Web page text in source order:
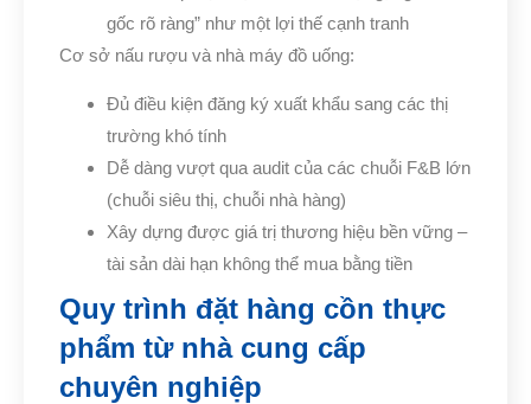
gốc rõ ràng” như một lợi thế cạnh tranh
Cơ sở nấu rượu và nhà máy đồ uống:
Đủ điều kiện đăng ký xuất khẩu sang các thị
trường khó tính
Dễ dàng vượt qua audit của các chuỗi F&B lớn
(chuỗi siêu thị, chuỗi nhà hàng)
Xây dựng được giá trị thương hiệu bền vững –
tài sản dài hạn không thể mua bằng tiền
Quy trình đặt hàng cồn thực
phẩm từ nhà cung cấp
chuyên nghiệp